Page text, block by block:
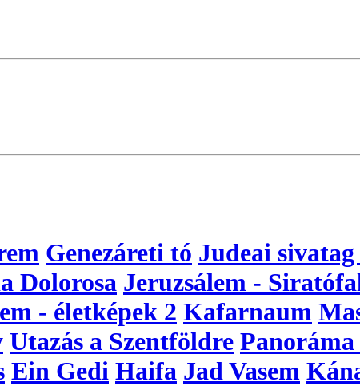
Genezáreti tó Judeai
Dolorosa Jeruzsálem -
- életképek 2 Kafarnaum
Utazás a Szentföldre
Ein Gedi Haifa Jad Vasem